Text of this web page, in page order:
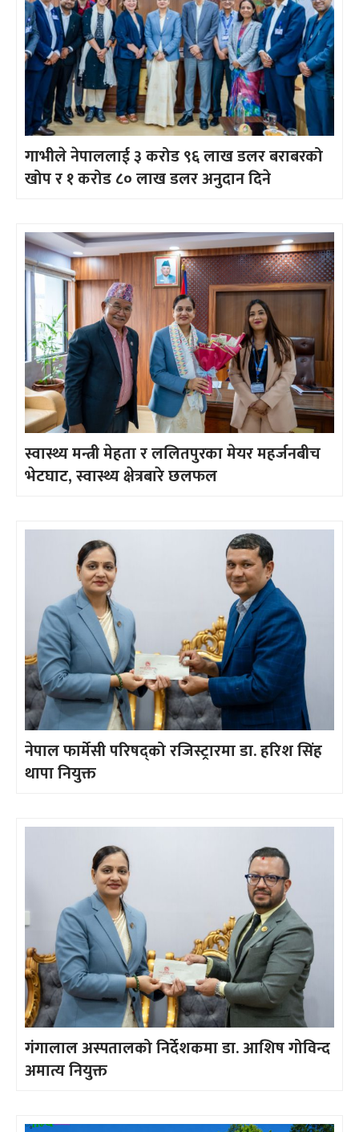
गाभीले नेपाललाई ३ करोड ९६ लाख डलर बराबरको
खोप र १ करोड ८० लाख डलर अनुदान दिने
स्वास्थ्य मन्त्री मेहता र ललितपुरका मेयर महर्जनबीच
भेटघाट, स्वास्थ्य क्षेत्रबारे छलफल
नेपाल फार्मेसी परिषद्को रजिस्ट्रारमा डा. हरिश सिंह
थापा नियुक्त
गंगालाल अस्पतालको निर्देशकमा डा. आशिष गोविन्द
अमात्य नियुक्त